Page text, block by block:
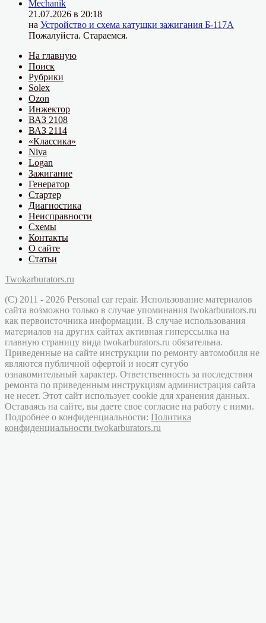
Mechanik
21.07.2026 в 20:18
на Устройство и схема катушки зажигания Б-117А
Пожалуйста. Стараемся.
На главную
Поиск
Рубрики
Solex
Ozon
Инжектор
ВАЗ 2108
ВАЗ 2114
«Классика»
Niva
Logan
Зажигание
Генератор
Стартер
Диагностика
Неисправности
Схемы
Контакты
О сайте
Статьи
Twokarburators.ru
(C) 2011 - 2026 Personal car repair. Использование материалов
сайта возможно только в случае упоминания twokarburators.ru
как первоисточника информации. В случае использования
материалов на других сайтах активная гиперссылка на
главную страницу вида twokarburators.ru обязательна.
Приведенные на сайте инструкции по ремонту автомобиля не
являются публичной офертой и носят сугубо
ознакомительный характер. Ответственность за последствия
ремонта по приведенным инструкциям администрация сайта
не несет. Этот сайт использует cookie для хранения данных.
Оставаясь на сайте, вы даете свое согласие на работу с ними.
Подробнее о конфиденциальности: Политика
конфиденциальности twokarburators.ru